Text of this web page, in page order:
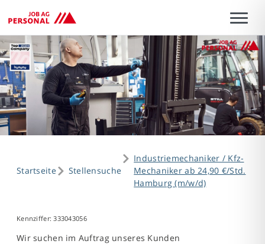
Startseite Stellensuche
Industriemechaniker / Kfz-
Mechaniker ab 24,90 €/Std.
Hamburg (m/w/d)
Kennziffer: 333043056
Wir suchen im Auftrag unseres Kunden